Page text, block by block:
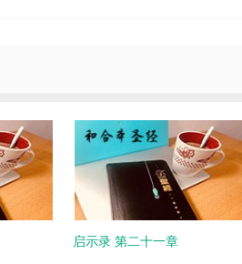
启示录 第二十一章